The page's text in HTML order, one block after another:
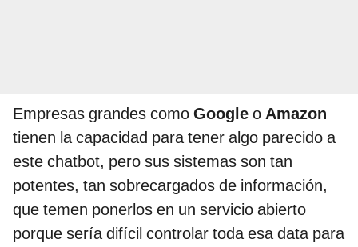
Empresas grandes como Google o Amazon
tienen la capacidad para tener algo parecido a
este chatbot, pero sus sistemas son tan
potentes, tan sobrecargados de información,
que temen ponerlos en un servicio abierto
porque sería difícil controlar toda esa data para